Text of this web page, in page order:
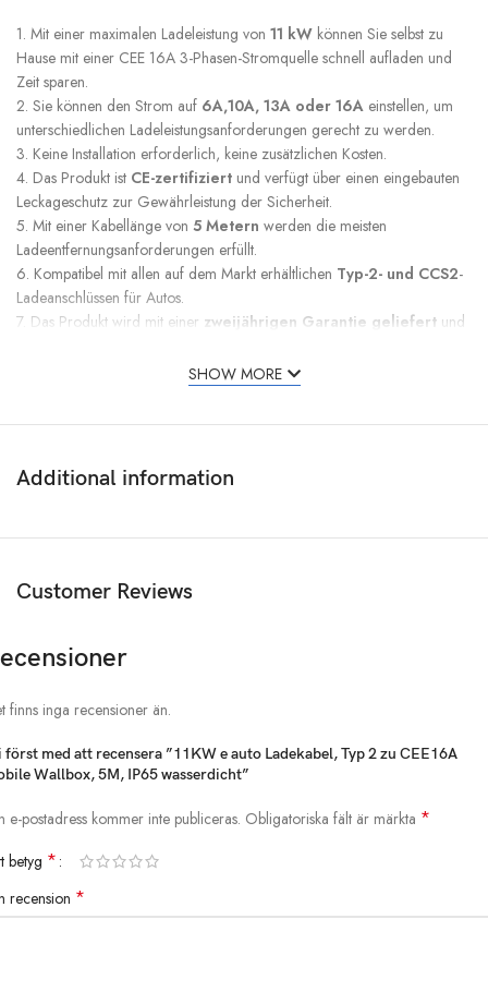
1. Mit einer maximalen Ladeleistung von 11 kW können Sie selbst zu
Hause mit einer CEE 16A 3-Phasen-Stromquelle schnell aufladen und
Zeit sparen.
2. Sie können den Strom auf 6A,10A, 13A oder 16A einstellen, um
unterschiedlichen Ladeleistungsanforderungen gerecht zu werden.
3. Keine Installation erforderlich, keine zusätzlichen Kosten.
4. Das Produkt ist CE-zertifiziert und verfügt über einen eingebauten
Leckageschutz zur Gewährleistung der Sicherheit.
5. Mit einer Kabellänge von 5 Metern werden die meisten
Ladeentfernungsanforderungen erfüllt.
6. Kompatibel mit allen auf dem Markt erhältlichen Typ-2- und CCS2-
Ladeanschlüssen für Autos.
7. Das Produkt wird mit einer zweijährigen Garantie geliefert und
Anschlussart: IEC 62196 Typ2
Kabel: 5*2,5 mm² + 2*0,5 mm²
RCD: RCD Typ B, AC30mA+DC 6mA
Kontaktbuchse: Kupferlegierung, Silber + Thermoplast auf der Oberseite
aushalten
und sicher!
1*EV-Ladegerät
1*Benutzerhandbuch
SHOW MORE
Additional information
Customer Reviews
finns inga recensioner än.
först med att recensera ”11KW e auto Ladekabel, Typ 2 zu CEE16A
Wallbox, 5M, IP65 wasserdicht”
e-postadress kommer inte publiceras. Obligatoriska fält är märkta *
betyg *
recension *